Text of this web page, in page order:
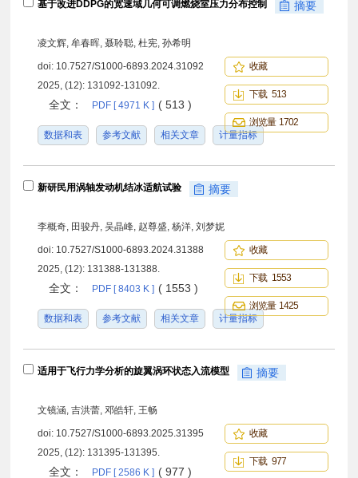
基于改进DDPG的宽速域几何可调燃烧室压力分布控制 摘要
凌文辉, 牟春晖, 聂聆聪, 杜宪, 孙希明
doi: 10.7527/S1000-6893.2024.31092
2025, (12): 131092-131092.
全文： PDF [ 4971 K ] ( 513 )
数据和表 参考文献 相关文章 计量指标
收藏
下载 513
浏览量 1702
新研民用涡轴发动机结冰适航试验 摘要
李概奇, 田骏丹, 吴晶峰, 赵尊盛, 杨洋, 刘梦妮
doi: 10.7527/S1000-6893.2024.31388
2025, (12): 131388-131388.
全文： PDF [ 8403 K ] ( 1553 )
数据和表 参考文献 相关文章 计量指标
收藏
下载 1553
浏览量 1425
适用于飞行力学分析的旋翼涡环状态入流模型 摘要
文镜涵, 吉洪蕾, 邓皓轩, 王畅
doi: 10.7527/S1000-6893.2025.31395
2025, (12): 131395-131395.
全文： PDF [ 2586 K ] ( 977 )
收藏
下载 977